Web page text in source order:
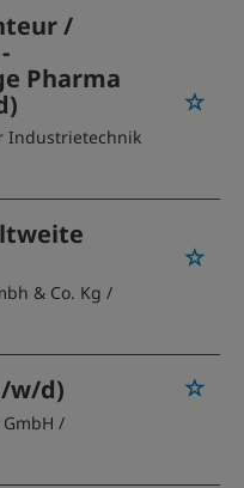
/
Pharma
Industrietechnik
& Co. Kg /
w/d)
/